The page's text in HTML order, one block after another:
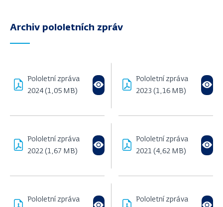
Archiv pololetních zpráv
Pololetní zpráva
2024 (1,05 MB)
Pololetní zpráva
2023 (1,16 MB)
Pololetní zpráva
2022 (1,67 MB)
Pololetní zpráva
2021 (4,62 MB)
Pololetní zpráva
Pololetní zpráva